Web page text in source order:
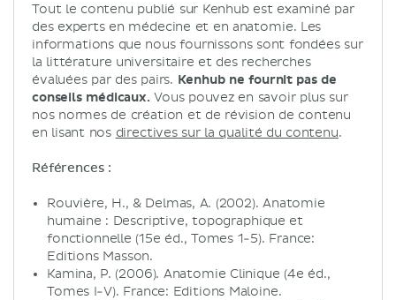
Tout le contenu publié sur Kenhub est examiné par
des experts en médecine et en anatomie. Les
informations que nous fournissons sont fondées sur
la littérature universitaire et des recherches
évaluées par des pairs. Kenhub ne fournit pas de
conseils médicaux. Vous pouvez en savoir plus sur
nos normes de création et de révision de contenu
en lisant nos directives sur la qualité du contenu.
Références :
Rouvière, H., & Delmas, A. (2002). Anatomie
humaine : Descriptive, topographique et
fonctionnelle (15e éd., Tomes 1-5). France:
Editions Masson.
Kamina, P. (2006). Anatomie Clinique (4e éd.,
Tomes I-V). France: Editions Maloine.